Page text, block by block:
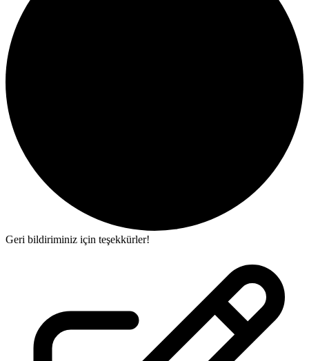
Geri bildiriminiz için teşekkürler!